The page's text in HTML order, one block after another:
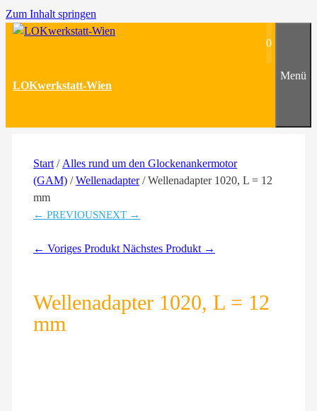
Zum Inhalt springen
LOKwerkstatt-Wien
0
Menü
Start / Alles rund um den Glockenankermotor
(GAM) /Wellenadapter/ Wellenadapter 1020, L = 12
mm
← PREVIOUSNEXT →
← Voriges Produkt Nächstes Produkt →
Wellenadapter 1020, L = 12
mm